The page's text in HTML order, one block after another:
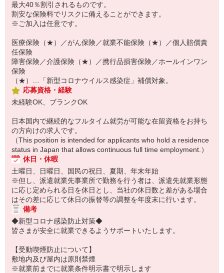
最大40％割引されるものです。
割安な保険料でリスクに備えることができます。
※ご加入は任意です。
医療保険（★）／がん保険／就業不能保険（★）／個人賠償責
任保険
障害保険／介護保険（★）／携行品損害保険／ホールインワン
保険
（★）…「新型コロナウイルス感染症」補償対象。
応募資格・経験
未経験OK、ブランクOK
日本国内で継続的なフルタイム就労が可能な在留資格をお持ち
の方向けの求人です。
（This position is intended for applicants who hold a residence
status in Japan that allows continuous full time employment.）
休日・休暇
土曜日、日曜日、国民の祝日、夏期、年末年始
※但し、派遣就業先事業所で勤務を行う者は、派遣先就業形態
に応じ定められる日を休日とし、当社の休日数と差がある場合
はその差に応じて休日の振替等の調整を年度末に行います。
備考
◆新型コロナ感染防止対策◆
皆さまが安全に就業できるようサポートいたします。
【受動喫煙防止について】
敷地内及び屋内は原則禁煙
※就業前までに就業条件明示書で明示します